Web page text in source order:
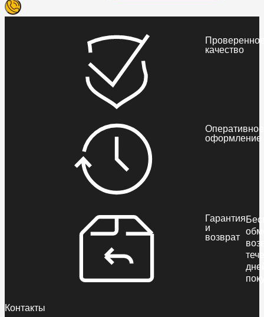
качество
Оперативное
оформление
Гарантия
и
возврат
Контакты